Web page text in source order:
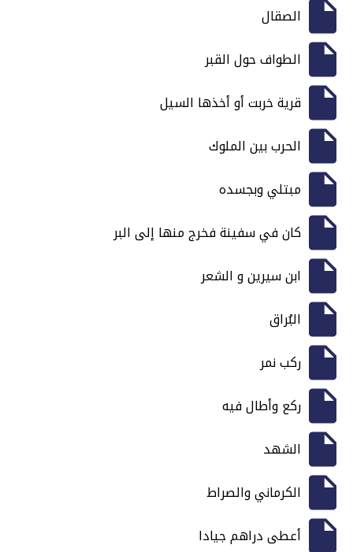
الصقال
الطواف حول القبر
قرية خربت أو أخذها السيل
الحرب بين الملوك
مبتلي وبجسده
كان في سفينة فخرج منها إلى البر
ابن سيرين و الشعر
البُراق
ركب نمر
ركع وأطال فيه
الشهد
الكرماني والصراط
أعطى دراهم جيادا